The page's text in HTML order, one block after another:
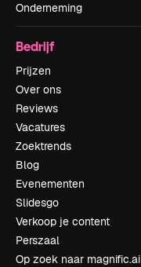
Onderneming
Bedrijf
Prijzen
Over ons
Reviews
Vacatures
Zoektrends
Blog
Evenementen
Slidesgo
Verkoop je content
Perszaal
Op zoek naar magnific.ai